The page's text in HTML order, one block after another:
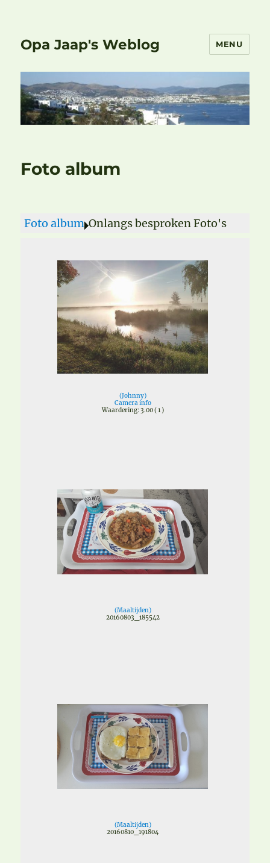
Opa Jaap's Weblog MENU
Foto album
Foto album Onlangs besproken Foto's
(Johnny)
Camera info
Waardering: 3.00 ( 1 )
(Maaltijden)
20160803_185542
(Maaltijden)
20160810_191804